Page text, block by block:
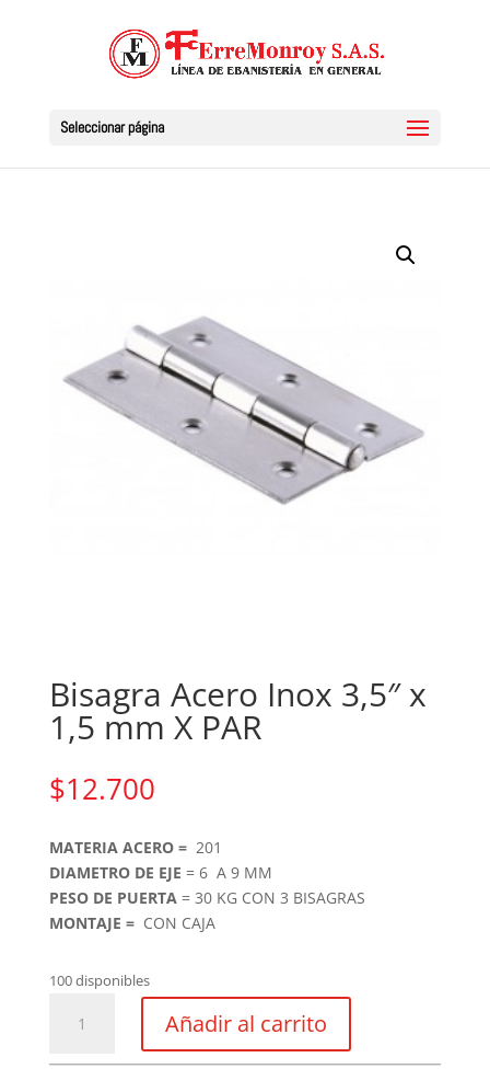
Seleccionar página
Bisagra Acero Inox 3,5″ x
1,5 mm X PAR
$12.700
MATERIA ACERO = 201
DIAMETRO DE EJE = 6 A 9 MM
PESO DE PUERTA= 30 KG CON 3 BISAGRAS
MONTAJE =CON CAJA
100 disponibles
Acero
Añadir al carrito